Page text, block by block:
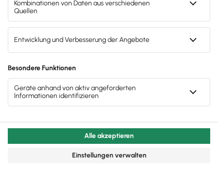
vergleiche diese sorgfältig.
Durch dieses Vorgehen stellst du mittels
Nachkalkulation zum Beispiel Optimierungsbedarf
fest, den du für die nächste Preiskalkulation
zwingend berücksichtigen musst.
Ergebnis prüfen und Handlungsbedarf festlegen
Plan- und Ist-Werten unwahrscheinlich. Insofern sind
Abweichungen normal , zumindest solange sie sich
in Grenzen bewegen. Daher solltest du immer